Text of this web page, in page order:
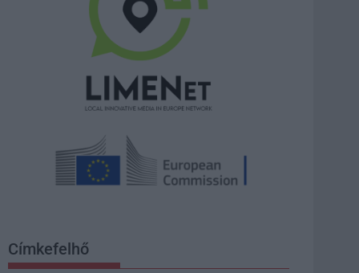
Címkefelhő